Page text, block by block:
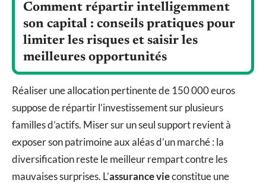
Comment répartir intelligemment
son capital : conseils pratiques pour
limiter les risques et saisir les
meilleures opportunités
Réaliser une allocation pertinente de 150 000 euros
suppose de répartir l’investissement sur plusieurs
familles d’actifs. Miser sur un seul support revient à
exposer son patrimoine aux aléas d’un marché : la
diversification reste le meilleur rempart contre les
mauvaises surprises. L’assurance vieconstitue une